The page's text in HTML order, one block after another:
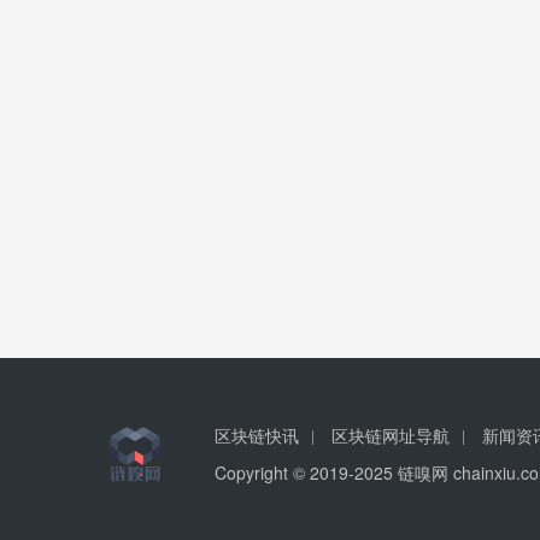
区块链快讯 区块链网址导航 新闻资
Copyright © 2019-2025 链嗅网